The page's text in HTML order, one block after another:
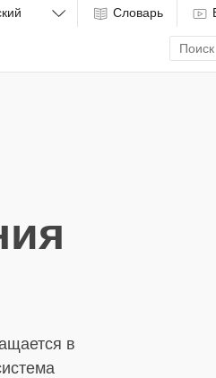
Словарь
Enter
search
term
в